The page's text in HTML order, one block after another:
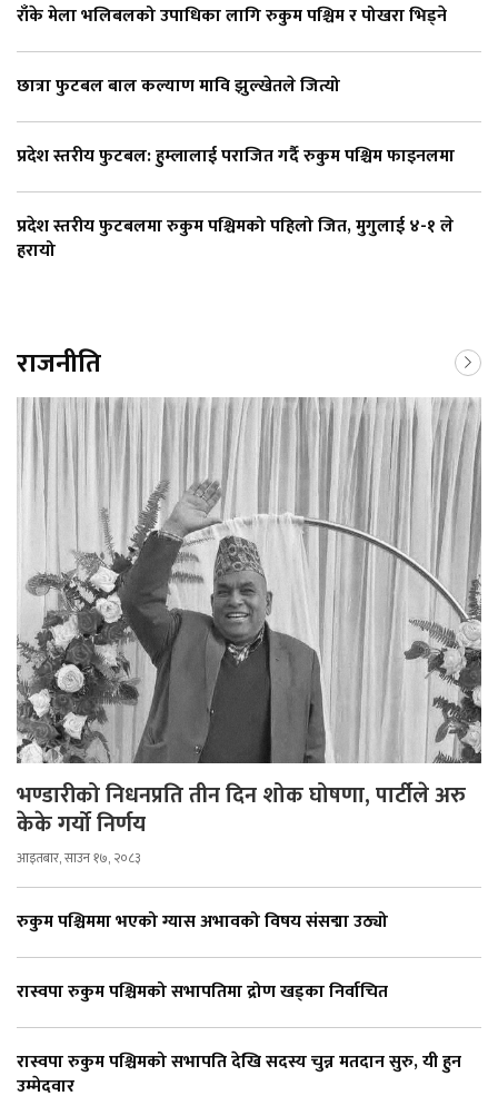
राँके मेला भलिबलको उपाधिका लागि रुकुम पश्चिम र पोखरा भिड्ने
छात्रा फुटबल बाल कल्याण मावि झुल्खेतले जित्यो
प्रदेश स्तरीय फुटबल: हुम्लालाई पराजित गर्दै रुकुम पश्चिम फाइनलमा
प्रदेश स्तरीय फुटबलमा रुकुम पश्चिमको पहिलो जित, मुगुलाई ४-१ ले
हरायो
राजनीति
भण्डारीको निधनप्रति तीन दिन शोक घोषणा, पार्टीले अरु
केके गर्यो निर्णय
आइतबार, साउन १७, २०८३
रुकुम पश्चिममा भएको ग्यास अभावको विषय संसद्मा उठ्यो
रास्वपा रुकुम पश्चिमको सभापतिमा द्रोण खड्का निर्वाचित
रास्वपा रुकुम पश्चिमको सभापति देखि सदस्य चुन्न मतदान सुरु, यी हुन
उम्मेदवार